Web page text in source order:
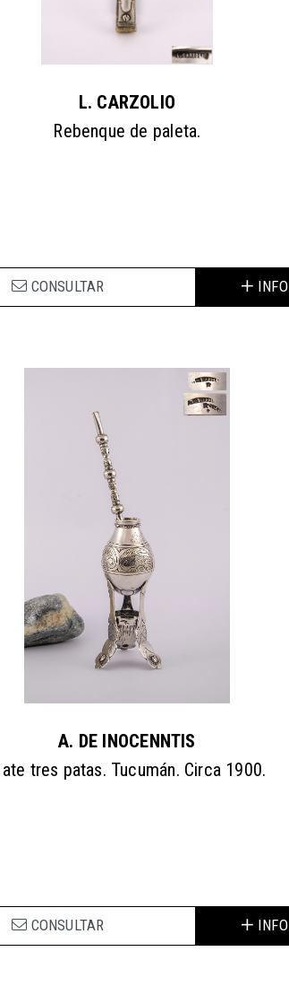
L. CARZOLIO
Rebenque de paleta.
CONSULTAR INFO
A. DE INOCENNTIS
tres patas. Tucumán. Circa 1900.
CONSULTAR INFO